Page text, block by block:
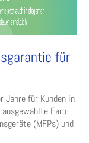
für
für Kunden in
Farb-
(MFPs) und